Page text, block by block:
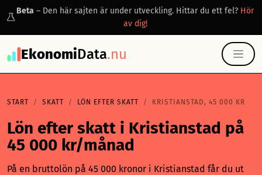
Beta – Den här sajten är under utveckling. Hittar du ett fel? Hör
av dig!
EkonomiData.nu
START SKATT LÖN EFTER SKATT KRISTIANSTAD, 45 000 KR
Lön efter skatt i Kristianstad på
45 000 kr/månad
På en bruttolön på 45 000 kronor i Kristianstad får du ut